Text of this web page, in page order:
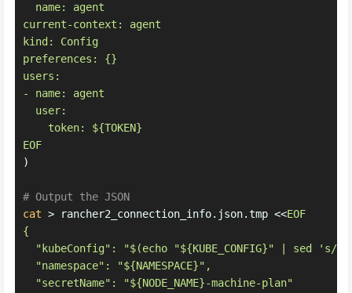
  name: agent
current-context: agent
kind: Config
preferences: {}
users:
- name: agent
  user:
    token: ${TOKEN}
EOF
)
# Output the JSON
cat > rancher2_connection_info.json.tmp <<EOF
{
"kubeConfig": "$(echo "${KUBE_CONFIG}" | sed 's/
  "namespace": "${NAMESPACE}",
  "secretName": "${NODE_NAME}-machine-plan"